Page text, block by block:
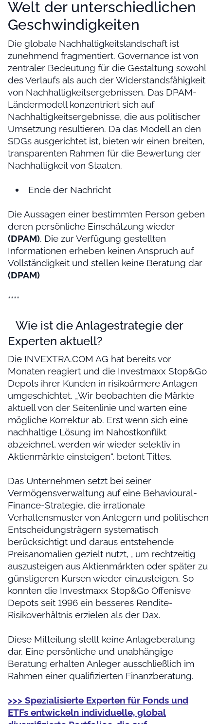
Welt der unterschiedlichen
Geschwindigkeiten
Die globale Nachhaltigkeitslandschaft ist
zunehmend fragmentiert. Governance ist von
zentraler Bedeutung für die Gestaltung sowohl
des Verlaufs als auch der Widerstandsfähigkeit
von Nachhaltigkeitsergebnissen. Das DPAM-
Ländermodell konzentriert sich auf
Nachhaltigkeitsergebnisse, die aus politischer
Umsetzung resultieren. Da das Modell an den
SDGs ausgerichtet ist, bieten wir einen breiten,
transparenten Rahmen für die Bewertung der
Nachhaltigkeit von Staaten.
Ende der Nachricht
Die Aussagen einer bestimmten Person geben
deren persönliche Einschätzung wieder
(DPAM). Die zur Verfügung gestellten
Informationen erheben keinen Anspruch auf
Vollständigkeit und stellen keine Beratung dar
(DPAM)
****
Wie ist die Anlagestrategie der
Experten aktuell?
Die INVEXTRA.COM AG hat bereits vor
Monaten reagiert und die Investmaxx Stop&Go
Depots ihrer Kunden in risikoärmere Anlagen
umgeschichtet. „Wir beobachten die Märkte
aktuell von der Seitenlinie und warten eine
mögliche Korrektur ab. Erst wenn sich eine
nachhaltige Lösung im Nahostkonflikt
abzeichnet, werden wir wieder selektiv in
Aktienmärkte einsteigen“, betont Tittes.
Das Unternehmen setzt bei seiner
Vermögensverwaltung auf eine Behavioural-
Finance-Strategie, die irrationale
Verhaltensmuster von Anlegern und politischen
Entscheidungsträgern systematisch
berücksichtigt und daraus entstehende
Preisanomalien gezielt nutzt, , um rechtzeitig
auszusteigen aus Aktienmärkten oder später zu
günstigeren Kursen wieder einzusteigen. So
konnten die Investmaxx Stop&Go Offenisve
Depots seit 1996 ein besseres Rendite-
Risikoverhältnis erzielen als der Dax.
Diese Mitteilung stellt keine Anlageberatung
dar. Eine persönliche und unabhängige
Beratung erhalten Anleger ausschließlich im
Rahmen einer qualifizierten Finanzberatung.
>>> Spezialisierte Experten für Fonds und
ETFs entwickeln individuelle, global